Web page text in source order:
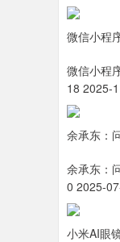
微信小程
微信小程
18 2025-
余承东：
余承东：
0 2025-
小米AI眼